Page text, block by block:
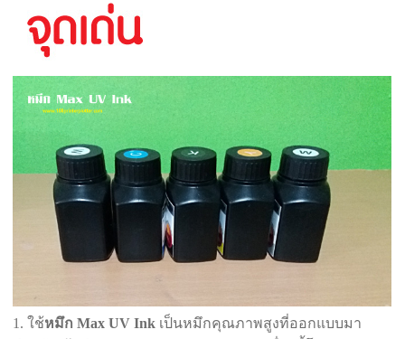
1. ใช้หมึก Max UV Ink เป็นหมึกคุณภาพสูงที่ออกแบบมา